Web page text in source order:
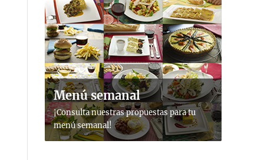
Menú semanal
¡Consulta nuestras propuestas para tu
menú semanal!